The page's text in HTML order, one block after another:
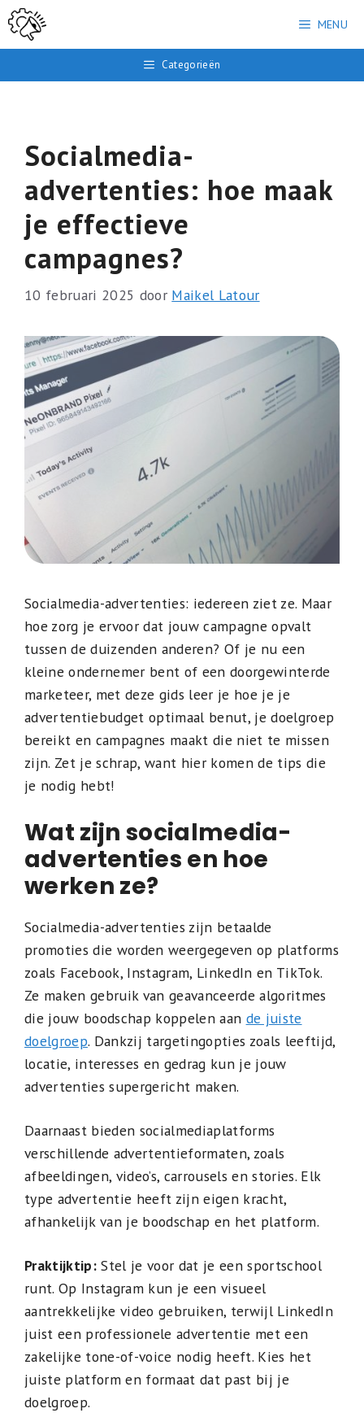
Ga
naar
inhoud
MENU
Categorieën
Socialmedia-
advertenties: hoe maak
je effectieve
campagnes?
10 februari 2025 door Maikel Latour
Socialmedia-advertenties: iedereen ziet ze. Maar
hoe zorg je ervoor dat jouw campagne opvalt
tussen de duizenden anderen? Of je nu een
kleine ondernemer bent of een doorgewinterde
marketeer, met deze gids leer je hoe je je
advertentiebudget optimaal benut, je doelgroep
bereikt en campagnes maakt die niet te missen
zijn. Zet je schrap, want hier komen de tips die
je nodig hebt!
Wat zijn socialmedia-
advertenties en hoe
werken ze?
Socialmedia-advertenties zijn betaalde
promoties die worden weergegeven op platforms
zoals Facebook, Instagram, LinkedIn en TikTok.
Ze maken gebruik van geavanceerde algoritmes
die jouw boodschap koppelen aan de juiste
doelgroep. Dankzij targetingopties zoals leeftijd,
locatie, interesses en gedrag kun je jouw
advertenties supergericht maken.
Daarnaast bieden socialmediaplatforms
verschillende advertentieformaten, zoals
afbeeldingen, video’s, carrousels en stories. Elk
type advertentie heeft zijn eigen kracht,
afhankelijk van je boodschap en het platform.
Praktijktip:Stel je voor dat je een sportschool
runt. Op Instagram kun je een visueel
aantrekkelijke video gebruiken, terwijl LinkedIn
juist een professionele advertentie met een
zakelijke tone-of-voice nodig heeft. Kies het
juiste platform en formaat dat past bij je
doelgroep.